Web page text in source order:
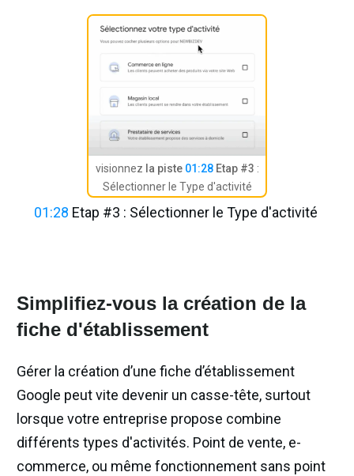
visionnez la piste 01:28Etap #3 :
Sélectionner le Type d'activité
01:28 Etap #3 : Sélectionner le Type d'activité
Simplifiez-vous la création de la
fiche d'établissement
Gérer la création d’une fiche d’établissement
Google peut vite devenir un casse-tête, surtout
lorsque votre entreprise propose combine
différents types d'activités. Point de vente, e-
commerce, ou même fonctionnement sans point